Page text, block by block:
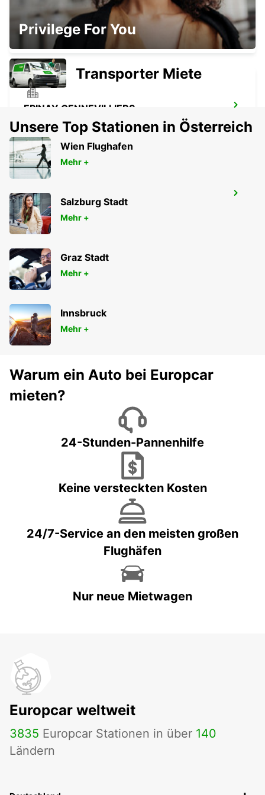
IVRY-SUR-SEINE
IVRY SUR SEINE - FRANCE
EPINAY GENNEVILLIERS
EPINAY SUR SEINE - FRANCE
MAISONS-ALFORT
MAISONS ALFORT - FRANCE
Privilege For You
Transporter Miete
Unsere Top Stationen in Österreich
Wien Flughafen
Mehr +
Salzburg Stadt
Mehr +
Graz Stadt
Mehr +
Innsbruck
Mehr +
Warum ein Auto bei Europcar
mieten?
24-Stunden-Pannenhilfe
Keine versteckten Kosten
24/7-Service an den meisten großen
Flughäfen
Nur neue Mietwagen
Europcar weltweit
3835 Europcar Stationen in über 140
Ländern